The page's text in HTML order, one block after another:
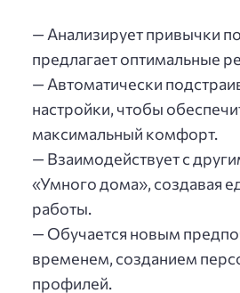
— Анализирует привычки
предлагает оптимальные
— Автоматически
настройки, чтобы
максимальный комфорт.
— Взаимодействует с
«Умного дома», создавая
работы.
— Обучается новым
временем, созданием
профилей.